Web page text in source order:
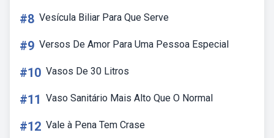
#8 Vesícula Biliar Para Que Serve
#9 Versos De Amor Para Uma Pessoa Especial
#10 Vasos De 30 Litros
#11 Vaso Sanitário Mais Alto Que O Normal
#12 Vale à Pena Tem Crase